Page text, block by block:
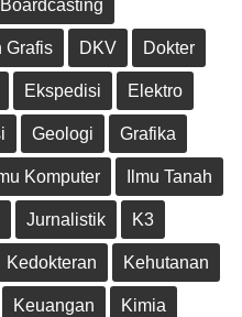
Boardcasting
Grafis DKV Dokter
Ekspedisi Elektro
Geologi Grafika
Komputer Ilmu Tanah
Jurnalistik K3
Kedokteran Kehutanan
Keuangan Kimia